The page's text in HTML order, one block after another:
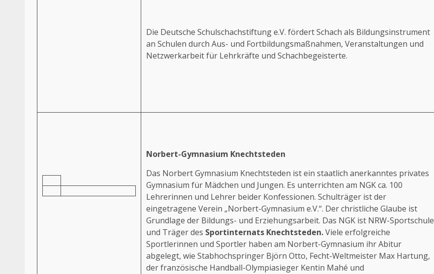
Die Deutsche Schulschachstiftung e.V. fördert Schach als Bildungsinstrument
an Schulen durch Aus- und Fortbildungsmaßnahmen, Veranstaltungen und
Netzwerkarbeit für Lehrkräfte und Schachbegeisterte.
Norbert-Gymnasium Knechtsteden
Das Norbert Gymnasium Knechtsteden ist ein staatlich anerkanntes privates
Gymnasium für Mädchen und Jungen. Es unterrichten am NGK ca. 100
Lehrerinnen und Lehrer beider Konfessionen. Schulträger ist der
eingetragene Verein „Norbert-Gymnasium e.V.“. Der christliche Glaube ist
Grundlage der Bildungs- und Erziehungsarbeit. Das NGK ist NRW-Sportschule
und Träger des Sportinternats Knechtsteden.Viele erfolgreiche
Sportlerinnen und Sportler haben am Norbert-Gymnasium ihr Abitur
abgelegt, wie Stabhochspringer Björn Otto, Fecht-Weltmeister Max Hartung,
der französische Handball-Olympiasieger Kentin Mahé und